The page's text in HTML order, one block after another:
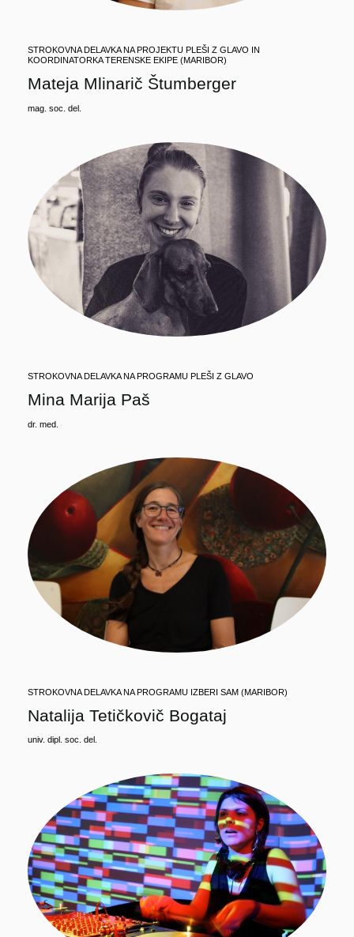
STROKOVNA DELAVKA NA PROJEKTU PLEŠI Z GLAVO IN
KOORDINATORKA TERENSKE EKIPE (MARIBOR)
Mateja Mlinarič Štumberger
mag. soc. del.
STROKOVNA DELAVKA NA PROGRAMU PLEŠI Z GLAVO
Mina Marija Paš
dr. med.
STROKOVNA DELAVKA NA PROGRAMU IZBERI SAM (MARIBOR)
Natalija Tetičkovič Bogataj
univ. dipl. soc. del.